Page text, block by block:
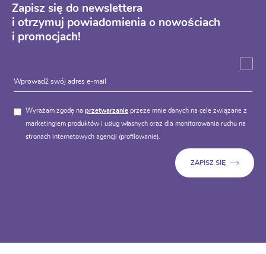
Zapisz się do newslettera
i otrzymuj powiadomienia o nowościach
i promocjach!
Wyrażam zgodę na przetwarzanie przeze mnie danych na cele związane z
marketingiem produktów i usług własnych oraz dla monitorowania ruchu na
stronach internetowych agencji (profilowanie).